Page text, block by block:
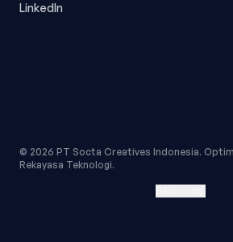
LinkedIn
© 2026 PT Socta Creatives Indonesia.
Rekayasa Teknologi.